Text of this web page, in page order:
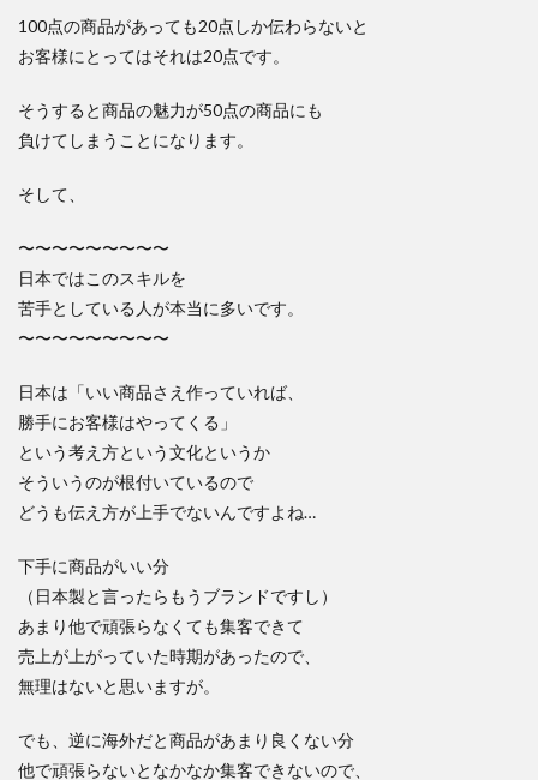
100点の商品があっても20点しか伝わらないと
お客様にとってはそれは20点です。
そうすると商品の魅力が50点の商品にも
負けてしまうことになります。
そして、
〜〜〜〜〜〜〜〜〜
日本ではこのスキルを
苦手としている人が本当に多いです。
〜〜〜〜〜〜〜〜〜
日本は「いい商品さえ作っていれば、
勝手にお客様はやってくる」
という考え方という文化というか
そういうのが根付いているので
どうも伝え方が上手でないんですよね…
下手に商品がいい分
（日本製と言ったらもうブランドですし）
あまり他で頑張らなくても集客できて
売上が上がっていた時期があったので、
無理はないと思いますが。
でも、逆に海外だと商品があまり良くない分
他で頑張らないとなかなか集客できないので、